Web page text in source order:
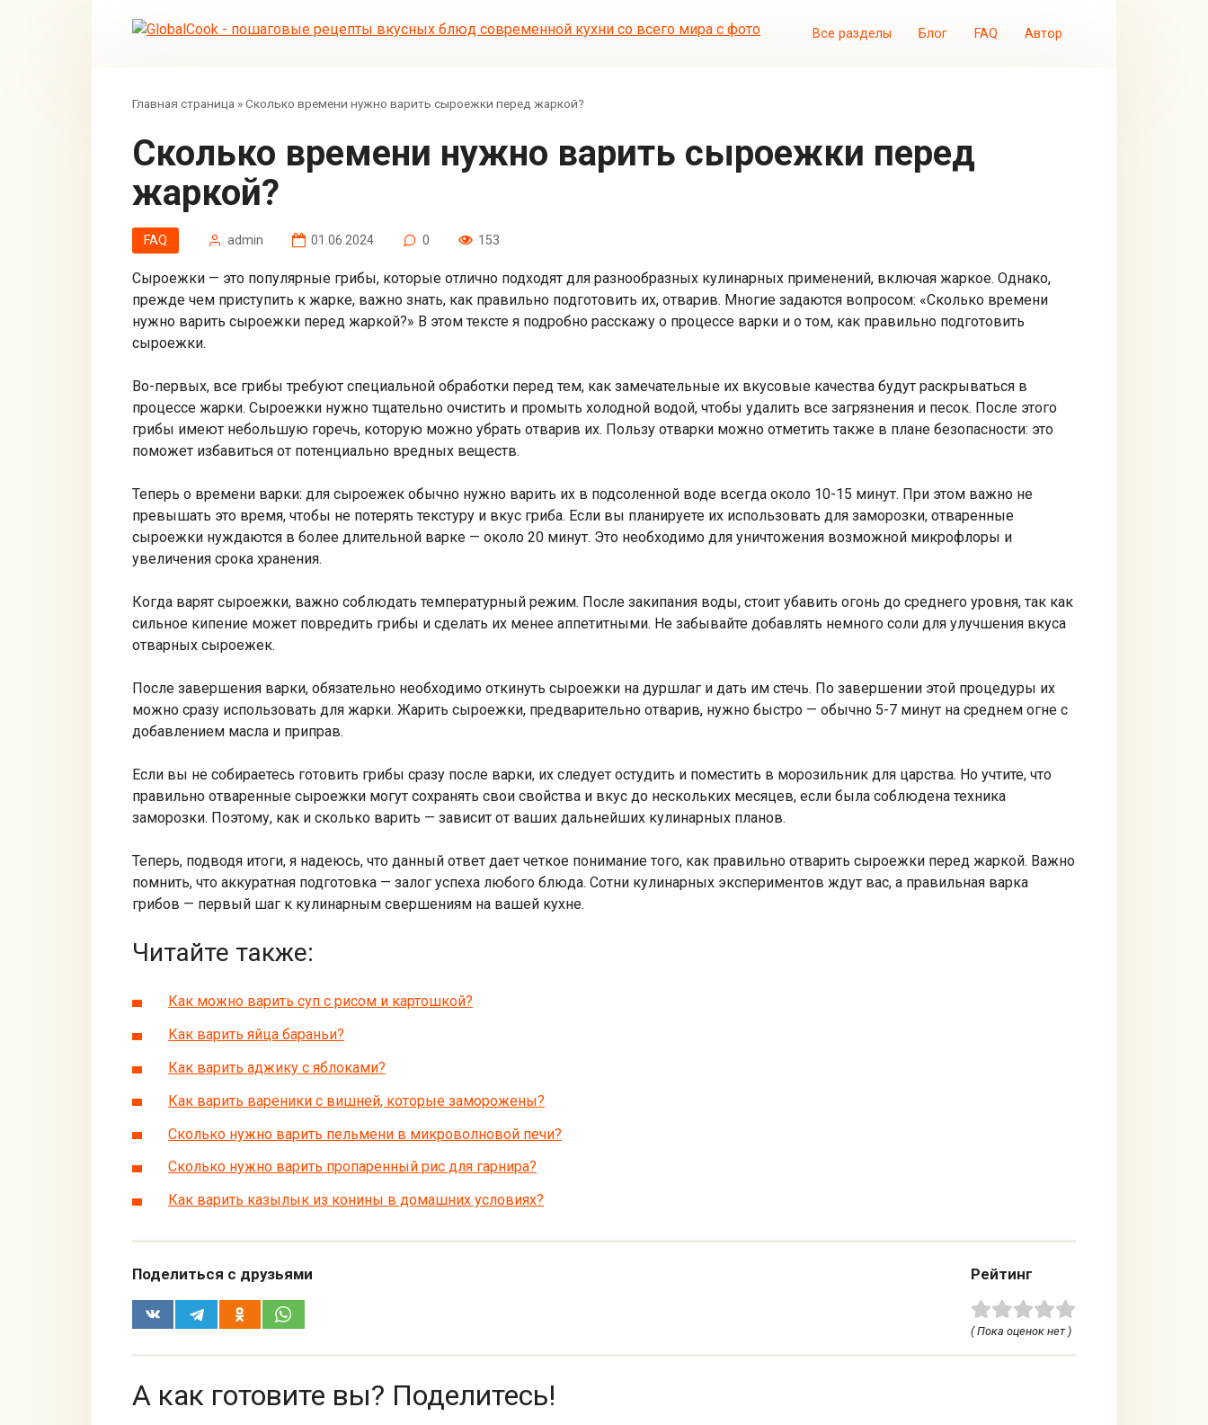
Все разделы Блог FAQ Автор
Главная страница »Сколько времени нужно варить сыроежки перед жаркой?
Сколько времени нужно варить сыроежки перед
жаркой?
FAQ admin 01.06.2024 0 153
Сыроежки — это популярные грибы, которые отлично подходят для разнообразных кулинарных применений, включая жаркое. Однако,
прежде чем приступить к жарке, важно знать, как правильно подготовить их, отварив. Многие задаются вопросом: «Сколько времени
нужно варить сыроежки перед жаркой?» В этом тексте я подробно расскажу о процессе варки и о том, как правильно подготовить
сыроежки.
Во-первых, все грибы требуют специальной обработки перед тем, как замечательные их вкусовые качества будут раскрываться в
процессе жарки. Сыроежки нужно тщательно очистить и промыть холодной водой, чтобы удалить все загрязнения и песок. После этого
грибы имеют небольшую горечь, которую можно убрать отварив их. Пользу отварки можно отметить также в плане безопасности: это
поможет избавиться от потенциально вредных веществ.
Теперь о времени варки: для сыроежек обычно нужно варить их в подсоленной воде всегда около 10-15 минут. При этом важно не
превышать это время, чтобы не потерять текстуру и вкус гриба. Если вы планируете их использовать для заморозки, отваренные
сыроежки нуждаются в более длительной варке — около 20 минут. Это необходимо для уничтожения возможной микрофлоры и
увеличения срока хранения.
Когда варят сыроежки, важно соблюдать температурный режим. После закипания воды, стоит убавить огонь до среднего уровня, так как
сильное кипение может повредить грибы и сделать их менее аппетитными. Не забывайте добавлять немного соли для улучшения вкуса
отварных сыроежек.
После завершения варки, обязательно необходимо откинуть сыроежки на дуршлаг и дать им стечь. По завершении этой процедуры их
можно сразу использовать для жарки. Жарить сыроежки, предварительно отварив, нужно быстро — обычно 5-7 минут на среднем огне с
добавлением масла и приправ.
Если вы не собираетесь готовить грибы сразу после варки, их следует остудить и поместить в морозильник для царства. Но учтите, что
правильно отваренные сыроежки могут сохранять свои свойства и вкус до нескольких месяцев, если была соблюдена техника
заморозки. Поэтому, как и сколько варить — зависит от ваших дальнейших кулинарных планов.
Теперь, подводя итоги, я надеюсь, что данный ответ дает четкое понимание того, как правильно отварить сыроежки перед жаркой. Важно
помнить, что аккуратная подготовка — залог успеха любого блюда. Сотни кулинарных экспериментов ждут вас, а правильная варка
грибов — первый шаг к кулинарным свершениям на вашей кухне.
Читайте также:
Как можно варить суп с рисом и картошкой?
Как варить яйца бараньи?
Как варить аджику с яблоками?
Как варить вареники с вишней, которые заморожены?
Сколько нужно варить пельмени в микроволновой печи?
Сколько нужно варить пропаренный рис для гарнира?
Как варить казылык из конины в домашних условиях?
Поделиться с друзьями Рейтинг
( Пока оценок нет )
А как готовите вы? Поделитесь!